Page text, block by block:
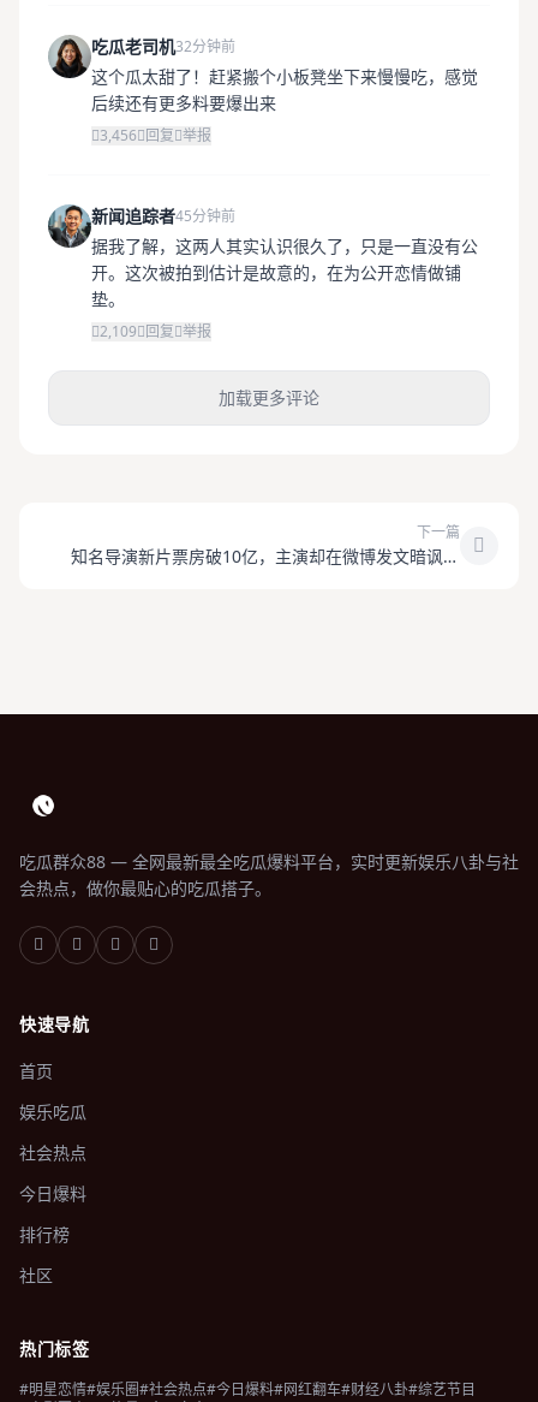
吃瓜老司机32分钟前
这个瓜太甜了！赶紧搬个小板凳坐下来慢慢吃，感觉
后续还有更多料要爆出来
3,456 回复 举报
新闻追踪者45分钟前
据我了解，这两人其实认识很久了，只是一直没有公
开。这次被拍到估计是故意的，在为公开恋情做铺
垫。
2,109 回复 举报
加载更多评论
下一篇
知名导演新片票房破10亿，主演却在微博发文暗讽片
吃瓜群众88 — 全网最新最全吃瓜爆料平台，实时更新娱乐八卦与社
会热点，做你最贴心的吃瓜搭子。
快速导航
首页
娱乐吃瓜
社会热点
今日爆料
排行榜
社区
热门标签
#明星恋情#娱乐圈#社会热点#今日爆料#网红翻车#财经八卦#综艺节目